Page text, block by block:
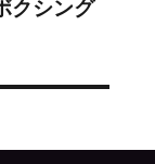
クシング